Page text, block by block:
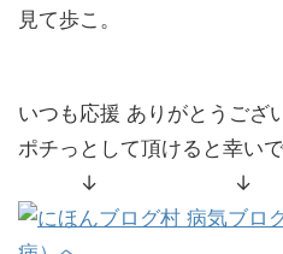
見て歩こ。
いつも応援 ありがとうござ
ポチっとして頂けると幸いで
↓ ↓